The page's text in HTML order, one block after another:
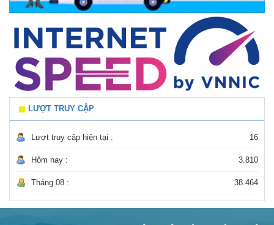
LƯỢT TRUY CẬP
Lượt truy cập hiện tại : 16
Hôm nay : 3.810
Tháng 08 : 38.464